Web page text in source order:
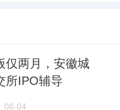
仅两月，安徽城
所IPO辅导
08-04